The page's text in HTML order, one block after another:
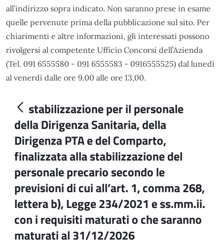
all’indirizzo sopra indicato. Non saranno prese in esame
quelle pervenute prima della pubblicazione sul sito. Per
chiarimenti e altre informazioni, gli interessati possono
rivolgersi al competente Ufficio Concorsi dell’Azienda
(Tel. 091 6555580 - 091 6555583 - 0916555525) dal lunedì
al venerdì dalle ore 9.00 alle ore 13,00.
stabilizzazione per il personale
della Dirigenza Sanitaria, della
Dirigenza PTA e del Comparto,
finalizzata alla stabilizzazione del
personale precario secondo le
previsioni di cui all’art. 1, comma 268,
lettera b), Legge 234/2021 e ss.mm.ii.
con i requisiti maturati o che saranno
maturati al 31/12/2026